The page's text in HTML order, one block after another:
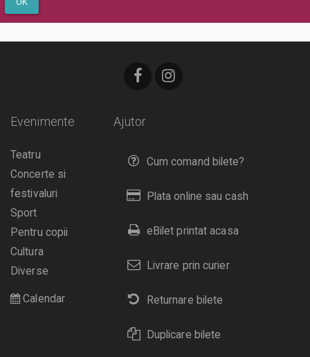
Ajutor
Cum comand bilete?
Plata online sau cash
eBilet printat acasa
Livrare prin curier
Returnare bilete
Duplicare bilete
Evenimente
Teatru
Concerte si
festivaluri
Sport
Pentru copii
Cultura
Diverse
Calendar